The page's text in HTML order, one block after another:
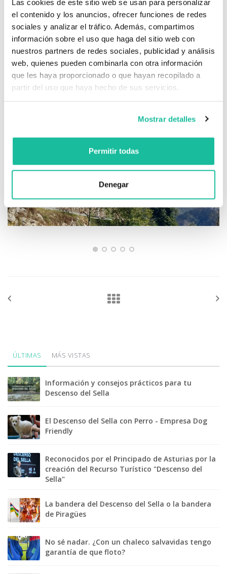
Las cookies de este sitio web se usan para personalizar
el contenido y los anuncios, ofrecer funciones de redes
sociales y analizar el tráfico. Además, compartimos
información sobre el uso que haga del sitio web con
nuestros partners de redes sociales, publicidad y análisis
web, quienes pueden combinarla con otra información
que les haya proporcionado o que hayan recopilado a
partir del uso que haya hecho de sus servicios.
Mostrar detalles
Permitir todas
Denegar
puente.
IMÁGENES
ÚLTIMAS MÁS VISTAS
Información y consejos prácticos para tu
Descenso del Sella
El Descenso del Sella con Perro - Empresa Dog
Friendly
Reconocidos por el Principado de Asturias por la
creación del Recurso Turístico "Descenso del
Sella"
La bandera del Descenso del Sella o la bandera
de Piragües
No sé nadar. ¿Con un chaleco salvavidas tengo
garantía de que floto?